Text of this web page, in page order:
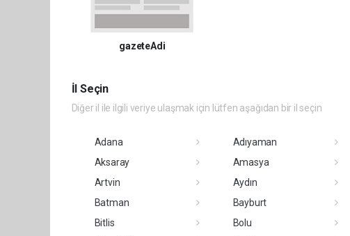
gazeteAdi
İl Seçin
Diğer il ile ilgili veriye ulaşmak için lütfen aşağıdan bir il seçin
Adana Adıyaman
Aksaray
Amasya
Artvin
Aydın
Batman
Bayburt
Bitlis
Bolu